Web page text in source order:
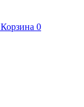
Корзина 0